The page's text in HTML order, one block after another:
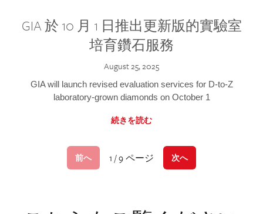
GIA 於 10 月 1 日推出更新版的實驗室
培育鑽石服務
August 25, 2025
GIA will launch revised evaluation services for D-to-Z
laboratory-grown diamonds on October 1
続きを読む
前へ 1 / 9 ページ 次へ